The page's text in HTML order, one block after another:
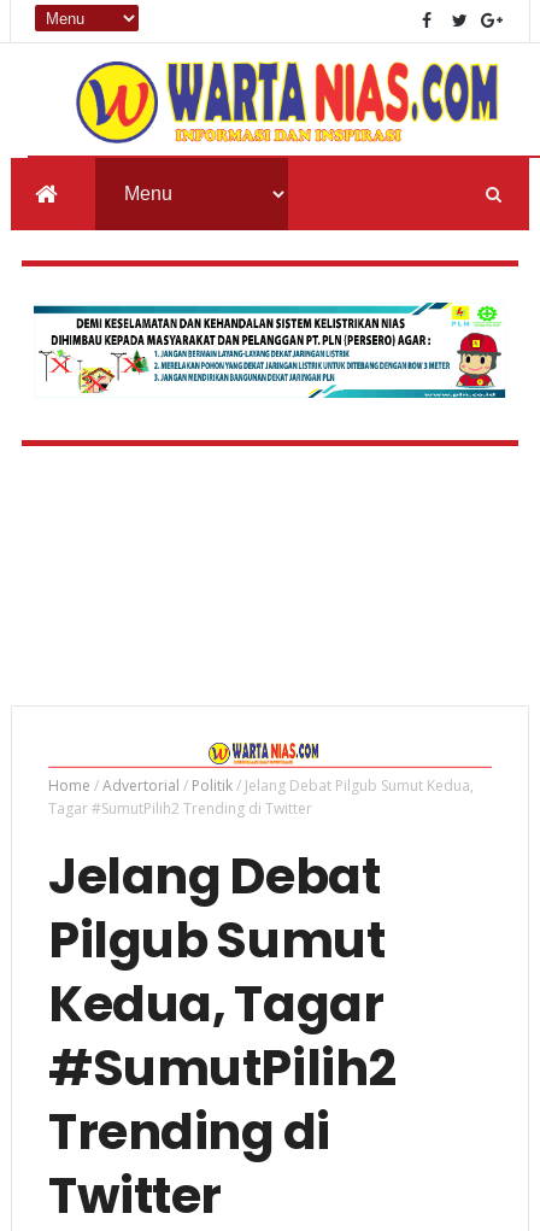
Home /Advertorial / Politik/ Jelang Debat Pilgub Sumut Kedua,
Tagar #SumutPilih2 Trending di Twitter
Jelang Debat
Pilgub Sumut
Kedua, Tagar
#SumutPilih2
Trending di
Twitter